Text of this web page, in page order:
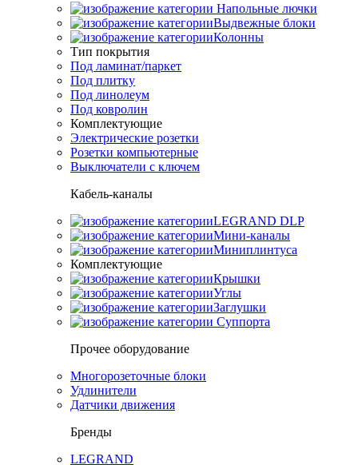
Напольные лючки
Выдвежные блоки
Колонны
Тип покрытия
Под ламинат/паркет
Под плитку
Под линолеум
Под ковролин
Комплектующие
Электрические розетки
Розетки компьютерные
Выключатели с ключем
Кабель-каналы
LEGRAND DLP
Мини-каналы
Миниплинтуса
Комплектующие
Крышки
Углы
Заглушки
Суппорта
Прочее оборудование
Многорозеточные блоки
Удлинители
Датчики движения
Бренды
LEGRAND